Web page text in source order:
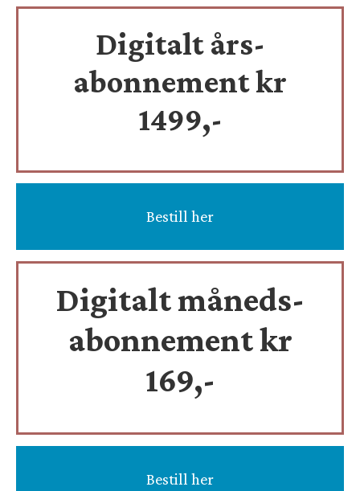
Digitalt års-
abonnement kr
1499,-
Bestill her
Digitalt måneds-
abonnement kr
169,-
Bestill her